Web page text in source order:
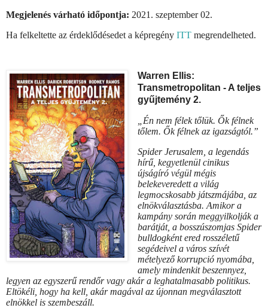
Megjelenés várható időpontja: 2021. szeptember 02.
Ha felkeltette az érdeklődésedet a képregény ITT megrendelheted.
Warren Ellis:
Transmetropolitan - A ​teljes
gyűjtemény 2.
„Én ​nem félek tőlük. Ők félnek
tőlem. Ők félnek az igazságtól.”
Spider Jerusalem, a legendás
hírű, kegyetlenül cinikus
újságíró végül mégis
belekeveredett a világ
legmocskosabb játszmájába, az
elnökválasztásba. Amikor a
kampány során meggyilkolják a
barátját, a bosszúszomjas Spider
bulldogként ered rosszéletű
segédeivel a város szívét
mételyező korrupció nyomába,
amely mindenkit beszennyez,
legyen az egyszerű rendőr vagy akár a leghatalmasabb politikus.
Eltökéli, hogy ha kell, akár magával az újonnan megválasztott
elnökkel is szembeszáll.